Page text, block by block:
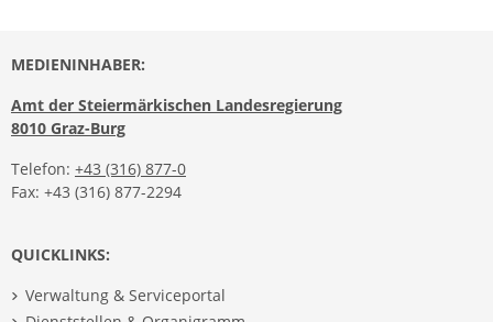
MEDIENINHABER:
Amt der Steiermärkischen Landesregierung
8010 Graz-Burg
Telefon: +43 (316) 877-0
Fax: +43 (316) 877-2294
QUICKLINKS:
Verwaltung & Serviceportal